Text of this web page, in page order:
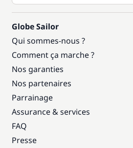
Globe Sailor
Qui sommes-nous ?
Comment ça marche ?
Nos garanties
Nos partenaires
Parrainage
Assurance & services
FAQ
Presse